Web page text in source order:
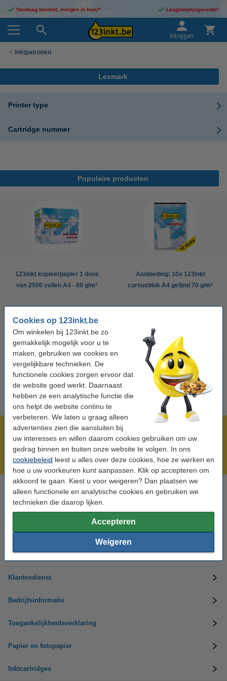
Cookies op 123inkt.be
Om winkelen bij 123inkt.be zo
gemakkelijk mogelijk voor u te
maken, gebruiken we cookies en
vergelijkbare technieken. De
functionele cookies zorgen ervoor dat
de website goed werkt. Daarnaast
hebben ze een analytische functie die
ons helpt de website continu te
verbeteren. We laten u graag alleen
advertenties zien die aansluiten bij
uw interesses en willen daarom cookies gebruiken om uw
gedrag binnen en buiten onze website te volgen. In ons
cookiebeleid leest u alles over deze cookies, hoe ze werken en
hoe u uw voorkeuren kunt aanpassen. Klik op accepteren om
akkoord te gaan. Kiest u voor weigeren? Dan plaatsen we
alleen functionele en analytische cookies en gebruiken we
technieken die daarop lijken.
Accepteren
Weigeren
Vandaag besteld, morgen in huis!* Laagsteprijsgarantie!
Inloggen
Inktpatronen
Lexmark
Printer type
Cartridge nummer
Populaire producten
123inkt kopieerpapier 1 doos
van 2500 vellen A4 - 80 g/m²
Aanbieding: 10x 123inkt
cursusblok A4 gelijnd 70 g/m²
Meer dan 5 miljoen klanten!
Laagsteprijsgarantie!
Hulp nodig? Bel ons op +32 (0)9 39 64 123
Op werkdagen van 8.30 tot 17 uur
Inktpatronen
Toner cartridges
Klantendienst
Bedrijfsinformatie
Toegankelijkheidsverklaring
Papier en fotopapier
Inktcartridges